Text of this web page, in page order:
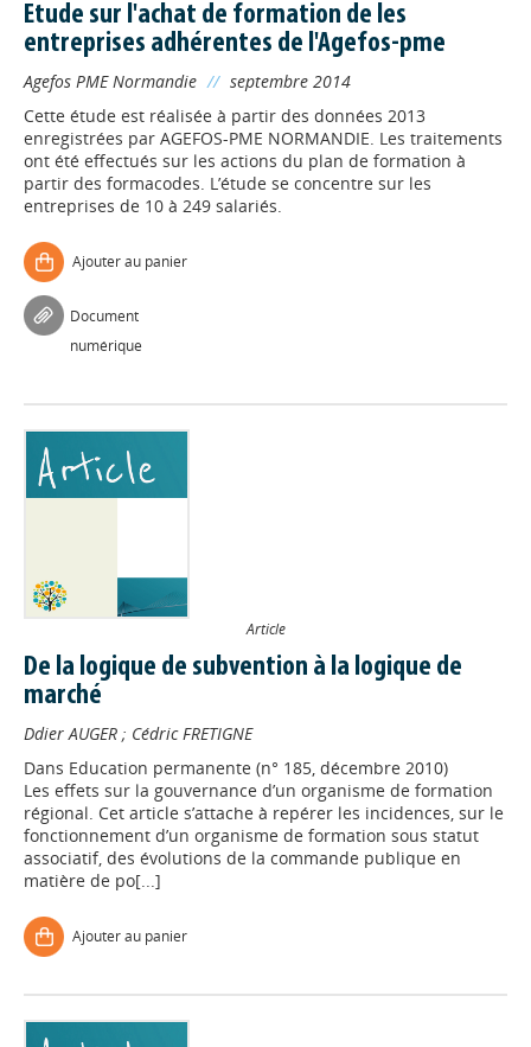
Etude sur l'achat de formation de les
entreprises adhérentes de l'Agefos-pme
Agefos PME Normandie // septembre 2014
Cette étude est réalisée à partir des données 2013
enregistrées par AGEFOS-PME NORMANDIE. Les traitements
ont été effectués sur les actions du plan de formation à
partir des formacodes. L’étude se concentre sur les
entreprises de 10 à 249 salariés.
Ajouter au panier
Document
numérique
Article
De la logique de subvention à la logique de
marché
Ddier AUGER ; Cédric FRETIGNE
Dans Education permanente (n° 185, décembre 2010)
Les effets sur la gouvernance d’un organisme de formation
régional. Cet article s’attache à repérer les incidences, sur le
fonctionnement d’un organisme de formation sous statut
associatif, des évolutions de la commande publique en
matière de po[...]
Ajouter au panier